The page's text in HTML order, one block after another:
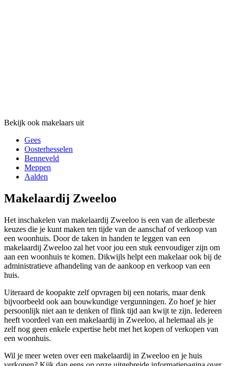
Bekijk ook makelaars uit
Gees
Oosterhesselen
Benneveld
Meppen
Aalden
Makelaardij Zweeloo
Het inschakelen van makelaardij Zweeloo is een van de allerbeste
keuzes die je kunt maken ten tijde van de aanschaf of verkoop van
een woonhuis. Door de taken in handen te leggen van een
makelaardij Zweeloo zal het voor jou een stuk eenvoudiger zijn om
aan een woonhuis te komen. Dikwijls helpt een makelaar ook bij de
administratieve afhandeling van de aankoop en verkoop van een
huis.
Uiteraard de koopakte zelf opvragen bij een notaris, maar denk
bijvoorbeeld ook aan bouwkundige vergunningen. Zo hoef je hier
persoonlijk niet aan te denken of flink tijd aan kwijt te zijn. Iedereen
heeft voordeel van een makelaardij in Zweeloo, al helemaal als je
zelf nog geen enkele expertise hebt met het kopen of verkopen van
een woonhuis.
Wil je meer weten over een makelaardij in Zweeloo en je huis